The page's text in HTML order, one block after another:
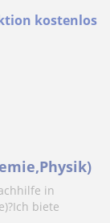
kostenlos
in
biete